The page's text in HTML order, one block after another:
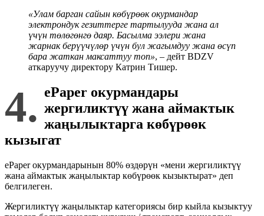
«Улам барган сайын көбүрөөк окурмандар
электрондук гезиттерге тартылууда жана ал
үчүн төлөгөнгө даяр. Басылма ээлери жана
жарнак берүүчүлөр үчүн бул жагымдуу жана өсүп
бара жаткан максаттуу топ», – дейт BDZV
аткаруучу директору Катрин Тишер.
4. ePaper окурмандары
жергиликтүү жана аймактык
жаңылыктарга көбүрөөк
кызыгат
ePaper окурмандарынын 80% өздөрүн «мени жергиликтүү
жана аймактык жаңылыктар көбүрөөк кызыктырат» деп
белгилеген.
Жергиликтүү жаңылыктар категориясы бир кыйла кызыктуу